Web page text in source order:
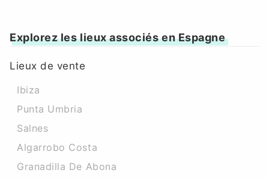
Explorez les lieux associés en Espagne
Lieux de vente
Ibiza
Punta Umbria
Salnes
Algarrobo Costa
Granadilla De Abona